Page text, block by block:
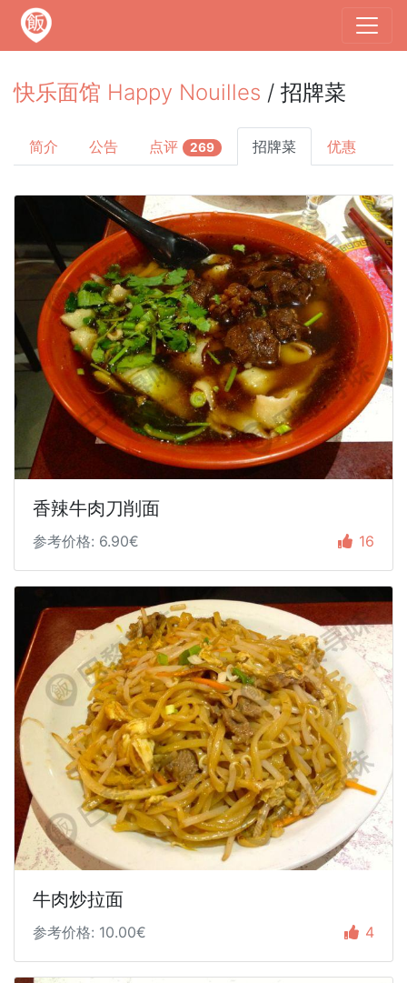
快乐面馆 Happy Nouilles / 招牌菜
简介 公告 点评 269 招牌菜 优惠
香辣牛肉刀削面
参考价格: 6.90€ 16
牛肉炒拉面
参考价格: 10.00€ 4